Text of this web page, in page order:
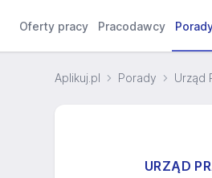
Oferty pracy Pracodawcy
Aplikuj.pl Porady Urząd
URZĄD